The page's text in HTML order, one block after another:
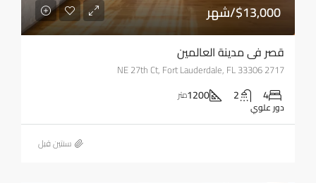
$13,000/شهر
قصر في مدينة العالمين
2717 NE 27th Ct, Fort Lauderdale, FL 33306
4
2
1200متر
دور علوي
‏سنتين قبل